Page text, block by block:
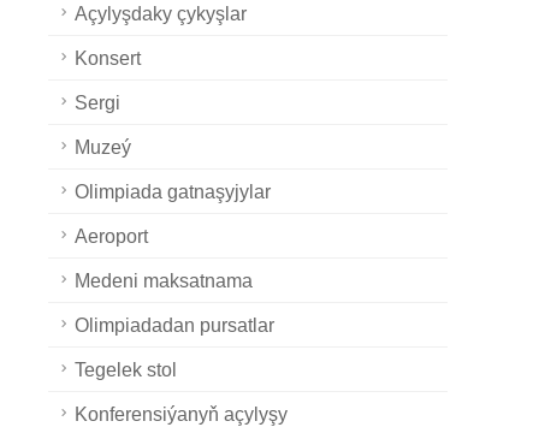
Açylyşdaky çykyşlar
Konsert
Sergi
Muzeý
Olimpiada gatnaşyjylar
Aeroport
Medeni maksatnama
Olimpiadadan pursatlar
Tegelek stol
Konferensiýanyň açylyşy